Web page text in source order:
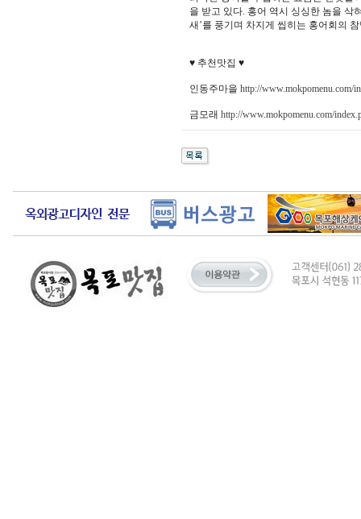
을 받고 있다. 홍어 역시 싱싱한 놈을 삭
새’를 풍기며 차지게 씹히는 홍어회의
♥ 추천맛집 ♥
인동주마을 http://www.mokpomenu.com/
금모래 http://www.mokpomenu.com/